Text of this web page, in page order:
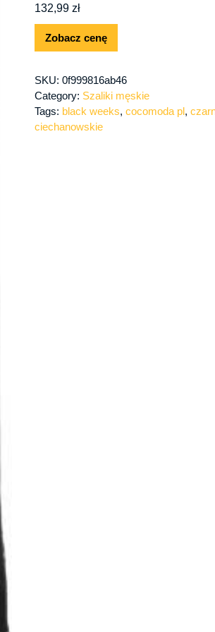
132,99 zł
Zobacz cenę
SKU: 0f999816ab46
Category: Szaliki męskie
Tags: black weeks, cocomoda pl,
ciechanowskie